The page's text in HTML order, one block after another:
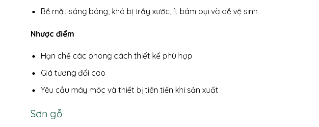
Bề mặt sáng bóng, khó bị trầy xước, ít bám bụi và dễ vệ sinh
Nhược điểm
Hạn chế các phong cách thiết kế phù hợp
Giá tương đối cao
Yêu cầu máy móc và thiết bị tiên tiến khi sản xuất
Sơn gỗ